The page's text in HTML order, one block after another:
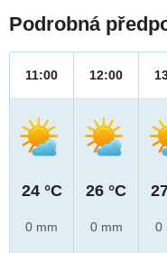
Podrobná
11:00
24 °C
0 mm
12:00
26 °C
0 mm 0